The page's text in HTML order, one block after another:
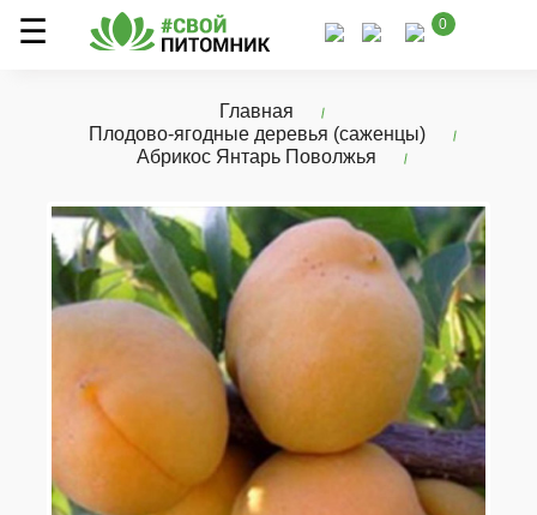
0
Главная
Плодово-ягодные деревья (саженцы)
Абрикос Янтарь Поволжья